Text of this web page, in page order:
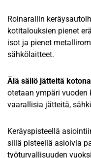
Roinarallin
kotitalouksien pienet
isot ja pienet
sähkölaitteet.
Älä säilö jätteitä
otetaan ympäri
vaarallisia jätteitä,
Keräyspisteellä
sillä pisteellä asioivia
työturvallisuuden